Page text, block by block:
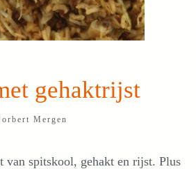
gehaktrijst
Mergen
van spitskool, gehakt en rijst. Plus